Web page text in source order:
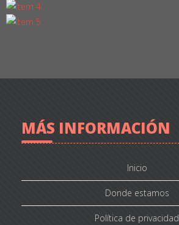
MÁS INFORMACIÓN
Inicio
Donde estamos
Política de privacidad